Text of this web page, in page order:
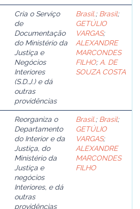
Cria o Serviço
de
Documentação
do Ministério da
Justiça e
Negócios
Interiores
(S.D.J.) e dá
outras
providências
Brasil.; Brasil;
GETÚLIO
VARGAS;
ALEXANDRE
MARCONDES
FILHO; A. DE
SOUZA COSTA
Reorganiza o
Departamento
do Interior e da
Justiça, do
Ministério da
Justiça e
negócios
Interiores, e dá
outras
providências
Brasil.; Brasil;
GETÚLIO
VARGAS;
ALEXANDRE
MARCONDES
FILHO